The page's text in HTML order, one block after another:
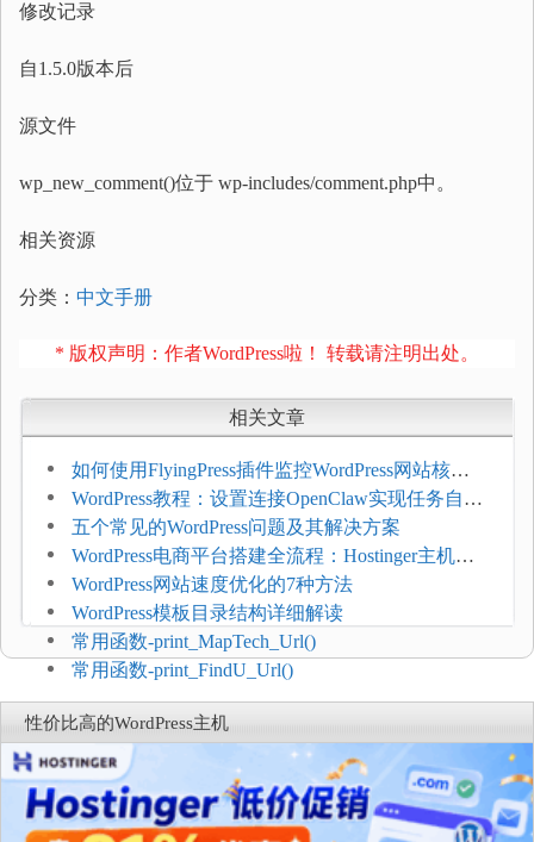
修改记录
自1.5.0版本后
源文件
wp_new_comment()位于 wp-includes/comment.php中。
相关资源
分类： 中文手册
* 版权声明：作者WordPress啦！ 转载请注明出处。
相关文章
如何使用FlyingPress插件监控WordPress网站核心
网页指标（CWV）
WordPress教程：设置连接OpenClaw实现任务自动
化
五个常见的WordPress问题及其解决方案
WordPress电商平台搭建全流程：Hostinger主机一
键部署
WordPress网站速度优化的7种方法
WordPress模板目录结构详细解读
常用函数-print_MapTech_Url()
常用函数-print_FindU_Url()
性价比高的WordPress主机